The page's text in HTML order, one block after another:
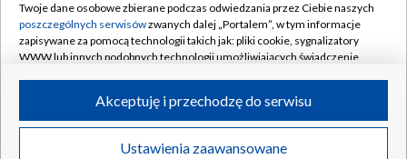
Rada Programowa
System NOS
Informacje o nadawcy
Program dla prasy
Kontakt
Kanały
©2026 Telewizja Polska S.A. w likwidacji
Twoje dane osobowe zbierane podczas odwiedzania przez Ciebie naszych
poszczególnych serwisówzwanych dalej „Portalem”, w tym informacje
zapisywane za pomocą technologii takich jak: pliki cookie, sygnalizatory
WWW lub innych podobnych technologii umożliwiających świadczenie
ruchu w Internecie.
Twoje dane osobowe zbierane podczas odwiedzania przez Ciebie
Ustawienia zaawansowane
Akceptuję i przechodzę do serwisu